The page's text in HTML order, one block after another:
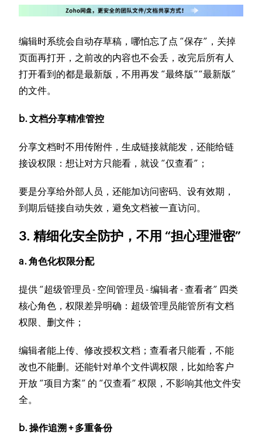
编辑时系统会自动存草稿，哪怕忘了点 “保存”，关掉
页面再打开，之前改的内容也不会丢，改完后所有人
打开看到的都是最新版，不用再发 “最终版”“最新版”
的文件。
b. 文档分享精准管控
分享文档时不用传附件，生成链接就能发，还能给链
接设权限：想让对方只能看，就设 “仅查看”；
要是分享给外部人员，还能加访问密码、设有效期，
到期后链接自动失效，避免文档被一直访问。
3. 精细化安全防护，不用 “担心理泄密”
a. 角色化权限分配
提供 “超级管理员 - 空间管理员 - 编辑者 - 查看者” 四类
核心角色，权限差异明确：超级管理员能管所有文档
权限、删文件；
编辑者能上传、修改授权文档；查看者只能看，不能
改也不能删。还能针对单个文件调权限，比如给客户
开放 “项目方案” 的 “仅查看” 权限，不影响其他文件安
全。
b. 操作追溯 + 多重备份